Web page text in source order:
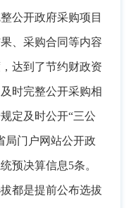
公开政府采购项目
、采购合同等内容
， 达到了节约财政资
时完整公开采购相
定及时公开“三公
局门户网站公开政
预决算信息5条。
都是提前公布选拔